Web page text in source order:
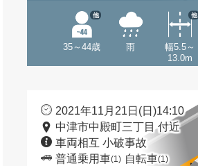
35～44歳
他
雨
幅5.5～
13.0m
他
2021年11月21日(日)14:10
中津市中殿町三丁目 付近
車両相互 小破事故
普通乗用車(1) 自転車(1)